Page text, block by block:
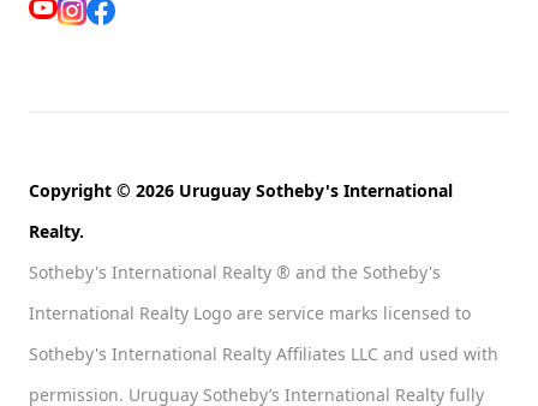
Copyright © 2026 Uruguay Sotheby's International
Realty.
Sotheby's International Realty ® and the Sotheby's
International Realty Logo are service marks licensed to
Sotheby's International Realty Affiliates LLC and used with
permission. Uruguay Sotheby’s International Realty fully